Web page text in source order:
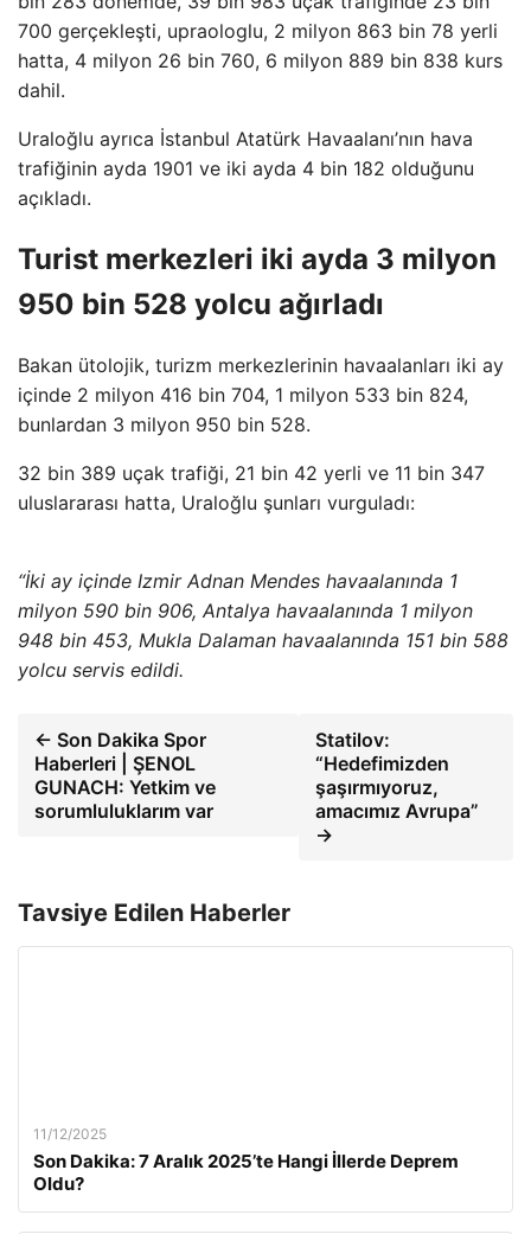
700 gerçekleşti, upraologlu, 2 milyon 863 bin 78 yerli
hatta, 4 milyon 26 bin 760, 6 milyon 889 bin 838 kurs
dahil.
Uraloğlu ayrıca İstanbul Atatürk Havaalanı’nın hava
trafiğinin ayda 1901 ve iki ayda 4 bin 182 olduğunu
açıkladı.
Turist merkezleri iki ayda 3 milyon
950 bin 528 yolcu ağırladı
Bakan ütolojik, turizm merkezlerinin havaalanları iki ay
içinde 2 milyon 416 bin 704, 1 milyon 533 bin 824,
bunlardan 3 milyon 950 bin 528.
32 bin 389 uçak trafiği, 21 bin 42 yerli ve 11 bin 347
uluslararası hatta, Uraloğlu şunları vurguladı:
“İki ay içinde Izmir Adnan Mendes havaalanında 1
milyon 590 bin 906, Antalya havaalanında 1 milyon
948 bin 453, Mukla Dalaman havaalanında 151 bin 588
yolcu servis edildi.
← Son Dakika Spor
Haberleri | ŞENOL
GUNACH: Yetkim ve
sorumluluklarım var
Statilov:
“Hedefimizden
şaşırmıyoruz,
amacımız Avrupa”
→
Tavsiye Edilen Haberler
11/12/2025
Son Dakika: 7 Aralık 2025’te Hangi İllerde Deprem
Oldu?